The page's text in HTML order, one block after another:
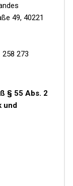
49, 40221
258 273
§ 55 Abs. 2
und